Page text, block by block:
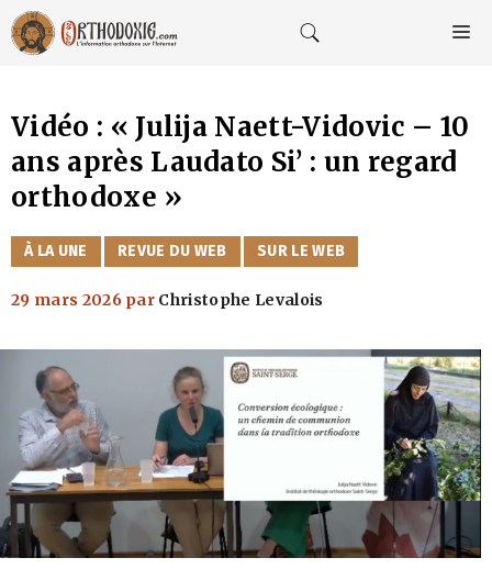
Aller
au
contenu
Vidéo : « Julija Naett-Vidovic – 10
ans après Laudato Si’ : un regard
orthodoxe »
CATÉGORIES
À LA UNE REVUE DU WEB SUR LE WEB
29 mars 2026 par Christophe Levalois